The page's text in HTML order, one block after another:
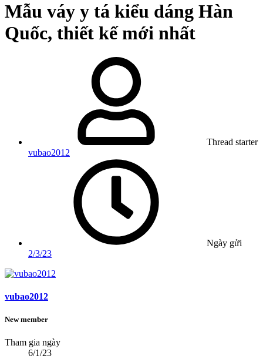
Mẫu váy y tá kiểu dáng Hàn
Quốc, thiết kế mới nhất
Thread starter
vubao2012
Ngày gửi
2/3/23
vubao2012
New member
Tham gia ngày
6/1/23